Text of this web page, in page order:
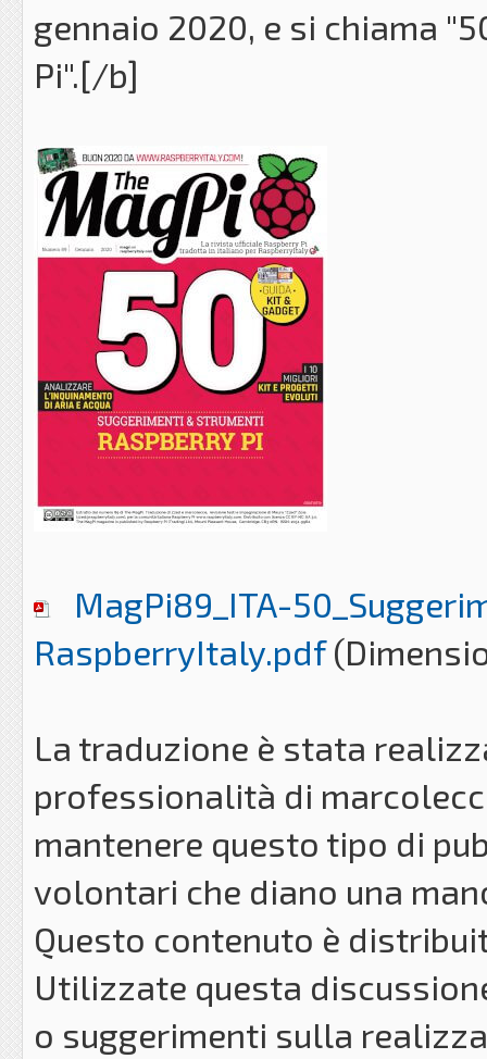
gennaio 2020, e si chiama
Pi".[/b]
MagPi89_ITA-
RaspberryItaly.pdf
La traduzione è stata
professionalità di
mantenere questo tipo di
volontari che diano una
Questo contenuto è
Utilizzate questa
o suggerimenti sulla